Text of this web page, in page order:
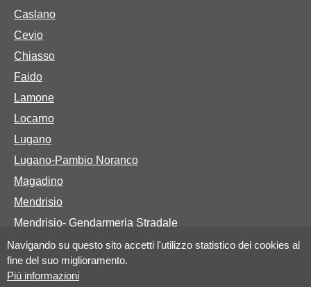
Navigando su questo sito accetti l'utilizzo statistico dei cookies al
fine del suo miglioramento.
Più informazioni
Caslano
Cevio
Chiasso
Faido
Lamone
Locarno
Lugano
Lugano-Pambio Noranco
Magadino
Mendrisio
Mendrisio- Gendarmeria Stradale
Basi legali